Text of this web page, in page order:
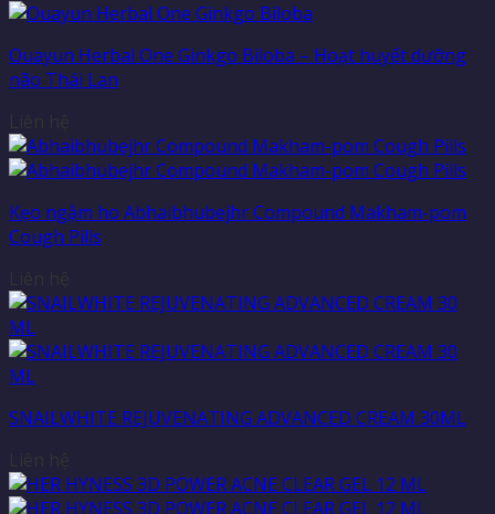
Ouayun Herbal One Ginkgo Biloba – Hoạt huyết dưỡng
não Thái Lan
Kẹo ngậm ho Abhaibhubejhr Compound Makham-pom
Cough Pills
SNAILWHITE REJUVENATING ADVANCED CREAM 30ML